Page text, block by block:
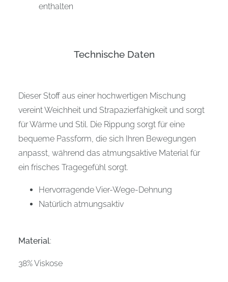
enthalten
Technische Daten
Dieser Stoff aus einer hochwertigen Mischung
vereint Weichheit und Strapazierfähigkeit und sorgt
für Wärme und Stil. Die Rippung sorgt für eine
bequeme Passform, die sich Ihren Bewegungen
anpasst, während das atmungsaktive Material für
ein frisches Tragegefühl sorgt.
Hervorragende Vier-Wege-Dehnung
Natürlich atmungsaktiv
Material:
38% Viskose